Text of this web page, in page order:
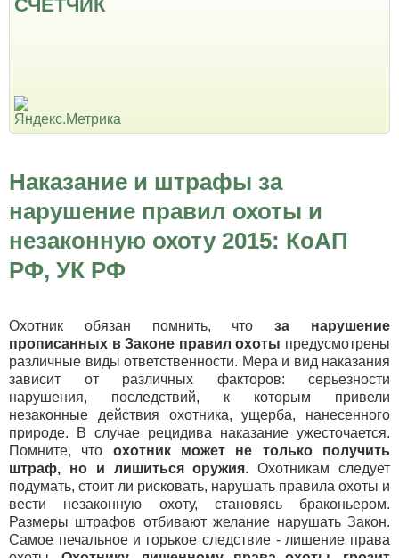
СЧЕТЧИК
Наказание и штрафы за
нарушение правил охоты и
незаконную охоту 2015: КоАП
РФ, УК РФ
Охотник обязан помнить, чтоза нарушение
прописанных в Законе правил охоты предусмотрены
различные виды ответственности. Мера и вид наказания
зависит от различных факторов: серьезности
нарушения, последствий, к которым привели
незаконные действия охотника, ущерба, нанесенного
природе. В случае рецидива наказание ужесточается.
Помните, что охотник может не только получить
штраф, но и лишиться оружия. Охотникам следует
подумать, стоит ли рисковать, нарушать правила охоты и
вести незаконную охоту, становясь браконьером.
Размеры штрафов отбивают желание нарушать Закон.
Самое печальное и горькое следствие - лишение права